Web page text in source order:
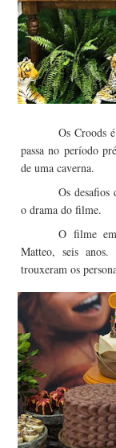
Os Croods
passa no período
de uma caverna.
Os
o drama do filme.
O filme
Matteo, seis
trouxeram os